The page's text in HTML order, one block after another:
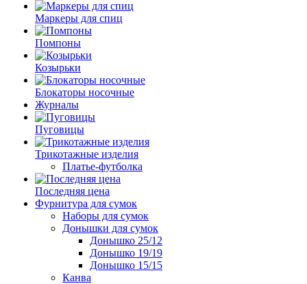
Маркеры для спиц
Помпоны
Козырьки
Блокаторы носочные
Журналы
Пуговицы
Трикотажные изделия
Платье-футболка
Последняя цена
Фурнитура для сумок
Наборы для сумок
Донышки для сумок
Донышко 25/12
Донышко 19/19
Донышко 15/15
Канва